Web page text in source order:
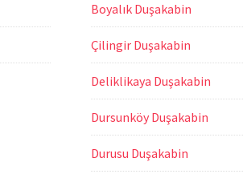
Boyalık Duşakabin
Çilingir Duşakabin
Deliklikaya Duşakabin
Dursunköy Duşakabin
Durusu Duşakabin